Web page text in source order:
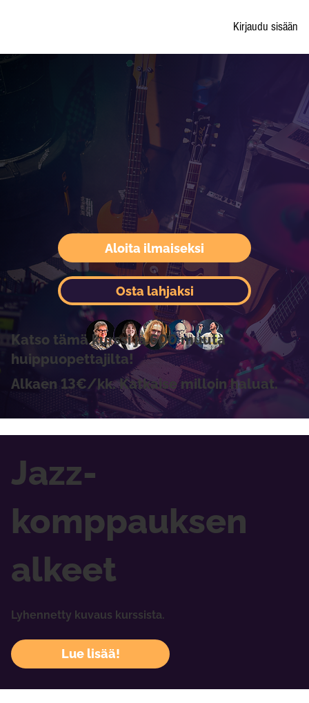
Kirjaudu sisään
Aloita ilmaiseksi
Katso tämä kurssi ja 600 muuta
huippuopettajilta!
Alkaen 13€/kk. Katkaise milloin haluat.
Osta lahjaksi
Jazz-
komppauksen
alkeet
Lyhennetty kuvaus kurssista.
Lue lisää!